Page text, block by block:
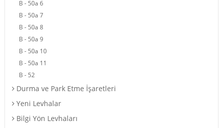
B - 50a 6
B - 50a 7
B - 50a 8
B - 50a 9
B - 50a 10
B - 50a 11
B - 52
Durma ve Park Etme İşaretleri
Yeni Levhalar
Bilgi Yön Levhaları